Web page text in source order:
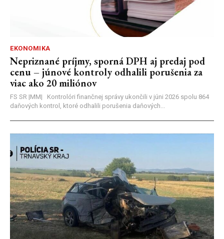
EKONOMIKA
Nepriznané príjmy, sporná DPH aj predaj pod
cenu – júnové kontroly odhalili porušenia za
viac ako 20 miliónov
FS SR |MM| Kontrolóri finančnej správy ukončili v júni 2026 spolu 864
daňových kontrol, ktoré odhalili porušenia daňových...